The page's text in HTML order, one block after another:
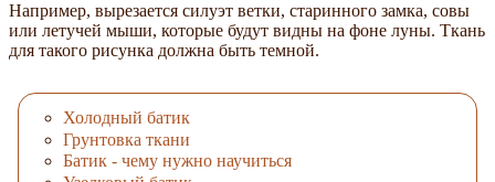
Например, вырезается силуэт ветки, старинного замка, совы
или летучей мыши, которые будут видны на фоне луны. Ткань
для такого рисунка должна быть темной.
Холодный батик
Грунтовка ткани
Батик - чему нужно научиться